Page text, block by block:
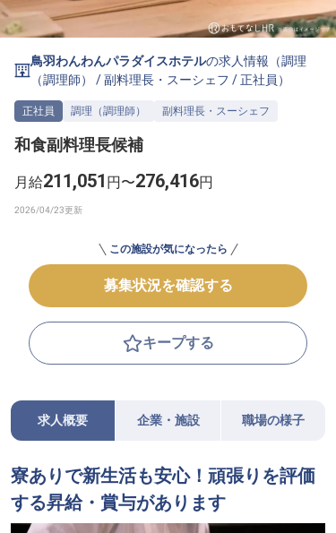
ホテル・宿泊業界情報コラム
無料 転職サポートに申し込む
採用をお考えの企業様へ
鳥羽わんわんパラダイスホテルの求人情報（調理
（調理師）
/副料理長・スーシェフ /正社員 ）
正社員 調理（調理師） 副料理長・スーシェフ
和食副料理長候補
月給211,051 円〜276,416円
この施設が気になったら
募集状況を確認する
キープする
求人概要 企業・施設 職場の様子
寮ありで新生活も安心！頑張りを評価
する昇給・賞与があります